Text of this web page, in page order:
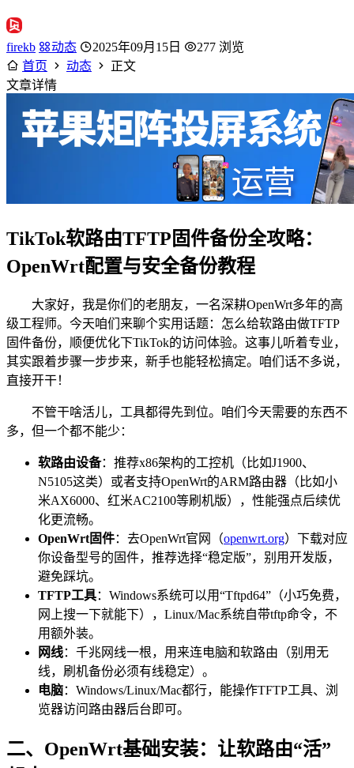
firekb 动态 2025年09月15日
277 浏览
首页
动态
正文
文章详情
TikTok软路由TFTP固件备份全攻略：
OpenWrt配置与安全备份教程
大家好，我是你们的老朋友，一名深耕OpenWrt多年的高
级工程师。今天咱们来聊个实用话题：怎么给软路由做TFTP
固件备份，顺便优化下TikTok的访问体验。这事儿听着专业，
其实跟着步骤一步步来，新手也能轻松搞定。咱们话不多说，
直接开干！
不管干啥活儿，工具都得先到位。咱们今天需要的东西不
多，但一个都不能少：
软路由设备：推荐x86架构的工控机（比如J1900、
N5105这类）或者支持OpenWrt的ARM路由器（比如小
米AX6000、红米AC2100等刷机版），性能强点后续优
化更流畅。
OpenWrt固件：去OpenWrt官网（openwrt.org）下载对应
你设备型号的固件，推荐选择“稳定版”，别用开发版，
避免踩坑。
TFTP工具：Windows系统可以用“Tftpd64”（小巧免费，
网上搜一下就能下），Linux/Mac系统自带tftp命令，不
用额外装。
网线：千兆网线一根，用来连电脑和软路由（别用无
线，刷机备份必须有线稳定）。
电脑：Windows/Linux/Mac都行，能操作TFTP工具、浏
览器访问路由器后台即可。
二、OpenWrt基础安装：让软路由“活”